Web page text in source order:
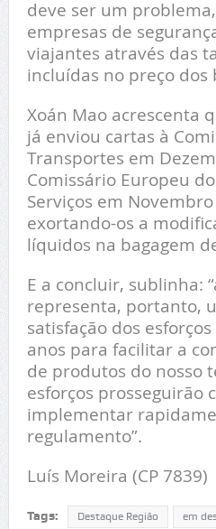
deve ser um
empresas de
viajantes através das
incluídas no preço dos
Xoán Mao acrescenta
já enviou cartas à
Transportes em
Comissário Europeu
Serviços em
exortando-os a
líquidos na bagagem
E a concluir, sublinha:
representa, portanto,
satisfação dos
anos para facilitar a
de produtos do nosso
esforços prosseguirão
implementar
regulamento”.
Luís Moreira (CP 7839)
Tags: Destaque Região em